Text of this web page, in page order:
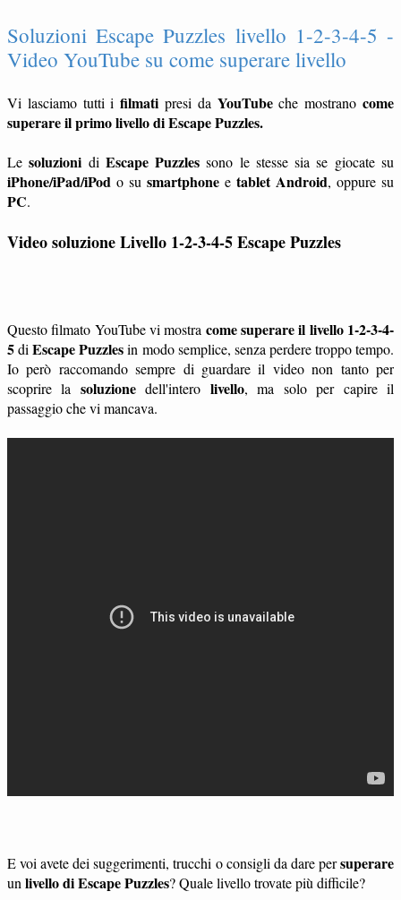
Soluzioni Escape Puzzles livello 1-2-3-4-5 -
Video YouTube su come superare livello
Vi lasciamo tutti ifilmati presi da YouTubeche mostranocome
superare il primo livello di Escape Puzzles.
Lesoluzioni di Escape Puzzles sono le stesse sia se giocate su
iPhone/iPad/iPod o su smartphone e tablet Android, oppure su
PC.
Video soluzione Livello 1-2-3-4-5Escape Puzzles
Questo filmato YouTube vi mostra come superare il livello 1-2-3-4-
5diEscape Puzzlesin modo semplice, senza perdere troppo tempo.
Io però raccomando sempre di guardare il video non tanto per
scoprire la soluzionedell'intero livello, ma solo per capire il
passaggio che vi mancava.
E voi avete dei suggerimenti, trucchi o consigli da dare persuperare
un livello di Escape Puzzles? Quale livello trovate più difficile?